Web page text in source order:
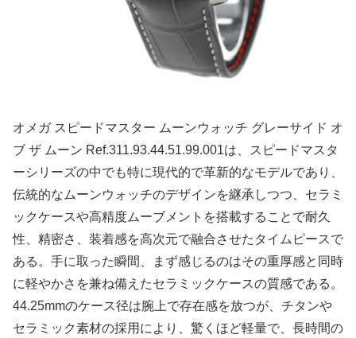
オメガ スピードマスター ムーンウォッチ グレーサイド オ
ブ ザ ムーン Ref.311.93.44.51.99.001は、スピードマスタ
ーシリーズの中でも特に現代的で革新的なモデルであり、
伝統的なムーンウォッチのデザインを継承しつつ、セラミ
ックケースや高精度ムーブメントを搭載することで耐久
性、精密さ、装着感を高次元で融合させたタイムピースで
ある。手に取った瞬間、まず感じるのはその重厚感と同時
に軽やかさを兼ね備えたセラミックケースの質感である。
44.25mmのケース径は腕上で存在感を放つが、チタンや
セラミック素材の採用により、驚くほど軽量で、長時間の